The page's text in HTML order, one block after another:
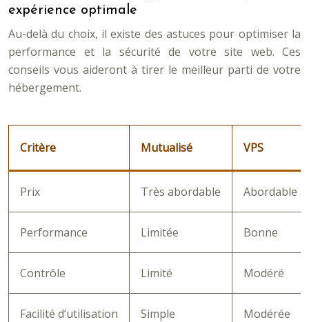
expérience optimale
Au-delà du choix, il existe des astuces pour optimiser la
performance et la sécurité de votre site web. Ces
conseils vous aideront à tirer le meilleur parti de votre
hébergement.
Critère Mutualisé VPS
Prix Très abordable Abordable
Performance Limitée Bonne
Contrôle Limité Modéré
Facilité d’utilisation Simple Modérée